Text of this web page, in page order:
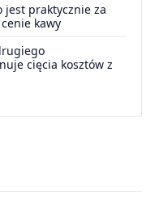
jest praktycznie za
kawy
cięcia kosztów z